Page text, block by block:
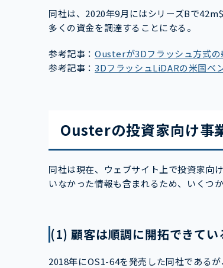
同社は、2020年9月にはシリーズBで
多くの資金を調達することになる。
参考記事： Ousterが3Dフラッシュ方式
参考記事： 3DフラッシュLiDARの米国ベ
Ousterの投資家向け事
同社は現在、ウェブサイト上で投資家向
いなかった情報も含まれるため、いくつ
(1) 顧客は順調に開拓できてい
2018年にOS1-64を発売した同社である